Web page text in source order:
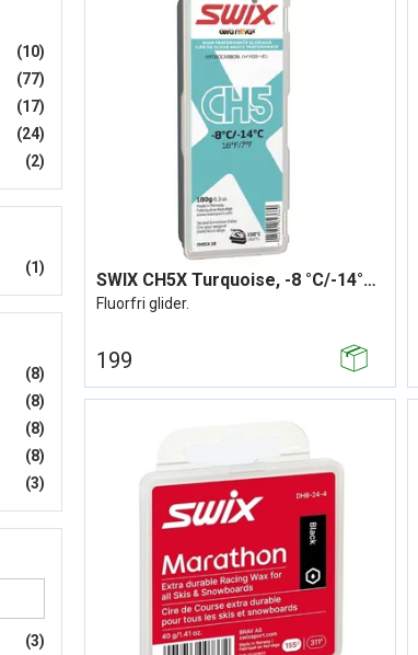
(10)
(77)
(17)
(24)
(2)
(1)
(8)
(8)
(8)
(8)
(3)
(3)
SWIX CH5X Turquoise, -8 °C/-14°C, 180g
Fluorfri glider.
199